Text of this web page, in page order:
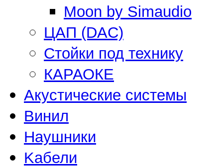
Moon by Simaudio
ЦАП (DAC)
Стойки под технику
КАРАОКЕ
Акустические системы
Винил
Наушники
Kабели